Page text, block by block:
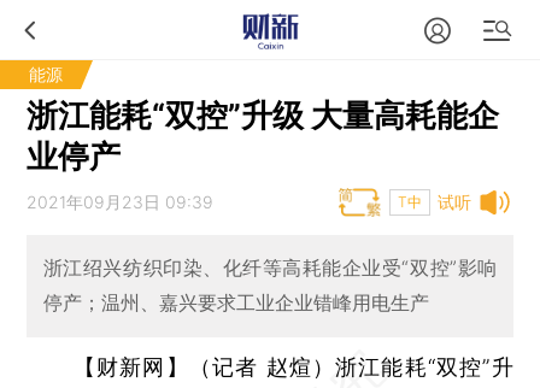
能源
浙江能耗“双控”升级 大量高耗能企
业停产
试听
2021年09月23日 09:39 T中
浙江绍兴纺织印染、化纤等高耗能企业受“双控”影响
停产；温州、嘉兴要求工业企业错峰用电生产
【财新网】（记者 赵煊）浙江能耗“双控”升